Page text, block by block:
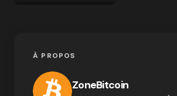
À PROPOS
ZoneBitcoin